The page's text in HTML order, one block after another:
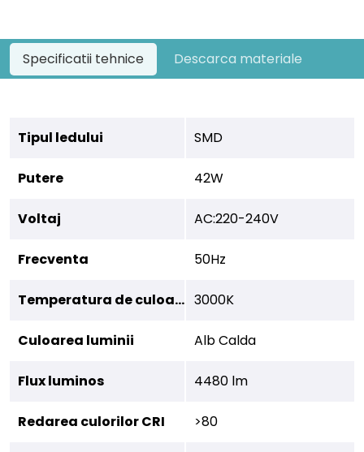
Specificatii tehnice Descarca materiale
Tipul ledului SMD
Putere 42W
Voltaj AC:220-240V
Frecventa 50Hz
Temperatura de culoare 3000K
Culoarea luminii Alb Calda
Flux luminos 4480 lm
Redarea culorilor CRI >80